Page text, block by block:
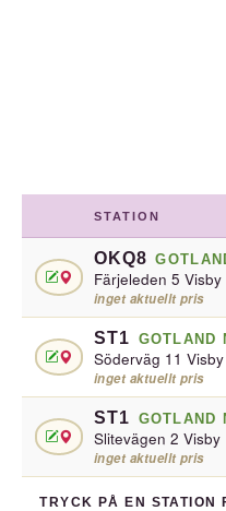
STATION
OKQ8
Färjeleden 5 Visby
inget aktuellt pris
ST1 GOTLAND
Söderväg 11 Visby
inget aktuellt pris
ST1 GOTLAND
Slitevägen 2 Visby
inget aktuellt pris
TRYCK PÅ EN STATION